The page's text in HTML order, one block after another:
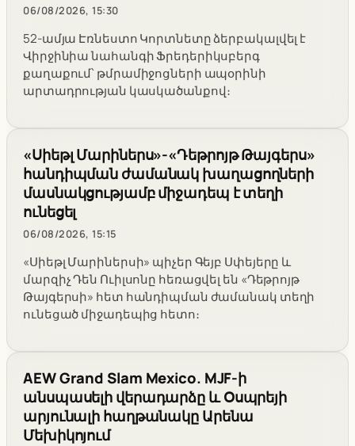
06/08/2026, 15:30
52-ամյա Էռնեստո Կորտնետը ձերբակալվել է
Վիրջինիա նահանգի Ֆրեդերիկսբերգ
քաղաքում՝ թմրամիջոցների ապօրինի
արտադրության կասկածանքով։
«Սիեթլ Մարիներս»-«Դեթրոյթ Թայգերս»
հանդիպման ժամանակ խաղացողների
մասնակցությամբ միջադեպ է տեղի
ունեցել
06/08/2026, 15:15
«Սիեթլ Մարիներսի» պիչեր Գեյբ Սփեյերը և
մարզիչ Դեն Ուիլսոնը հեռացվել են «Դեթրոյթ
Թայգերսի» հետ հանդիպման ժամանակ տեղի
ունեցած միջադեպից հետո։
AEW Grand Slam Mexico. MJF-ի
անսպասելի վերադարձը և Օսպրեյի
արյունալի հաղթանակը Արենա
Մեխիկոյում